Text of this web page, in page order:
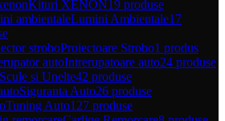
Kituri XENON19 produse
Lumini Ambientale17
Proiectoare Strobo1 produs
Intrerupatoare auto24 produse
Scule si Unelte42 produse
Siguranta Auto26 produse
Tuning Auto127 produse